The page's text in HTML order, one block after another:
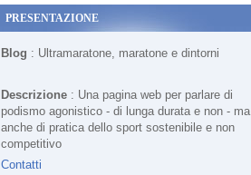
PRESENTAZIONE
Blog : Ultramaratone, maratone e dintorni
Descrizione : Una pagina web per parlare di
podismo agonistico - di lunga durata e non - ma
anche di pratica dello sport sostenibile e non
competitivo
Contatti